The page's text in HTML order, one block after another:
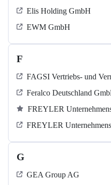
Elis Holding GmbH
EWM GmbH
F
FAGSI Vertriebs- und
Feralco Deutschland
FREYLER
FREYLER
G
GEA Group AG